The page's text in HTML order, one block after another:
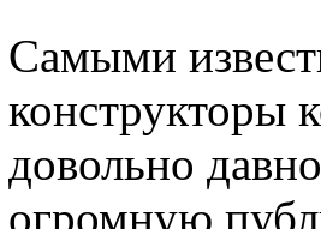
Самыми
конструкторы
довольно
огромную